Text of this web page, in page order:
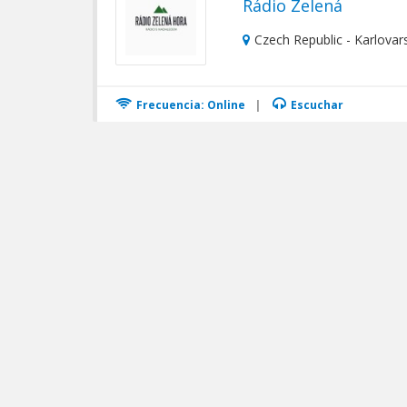
Rádio Zelená
Czech Republic -
Frecuencia: Online | Escuchar